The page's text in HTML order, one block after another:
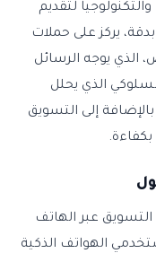
لتقديم
يركز على حملات
يوجه الرسائل
الذي يحلل
إلى التسويق
بكفاءة.
عبر الهاتف
الهواتف الذكية